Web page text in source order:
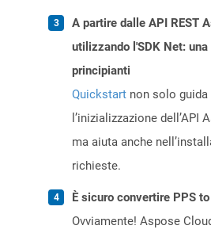
A partire dalle API REST
utilizzando l'SDK Net:
principianti
Quickstart non solo
l’inizializzazione dell’API
ma aiuta anche
richieste.
È sicuro convertire PPS
Ovviamente! Aspose